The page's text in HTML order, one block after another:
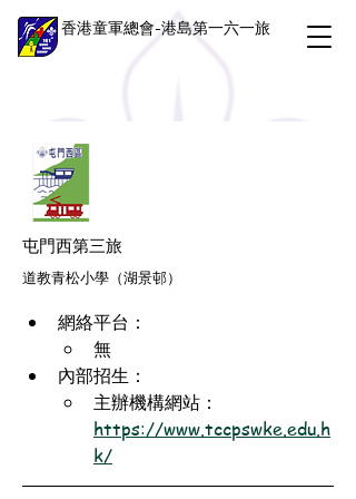
香港童軍總會-港島第一六一旅
屯門西第三旅
道教青松小學（湖景邨）
網絡平台：
無
內部招生：
主辦機構網站：
https://www.tccpswke.edu.h
k/